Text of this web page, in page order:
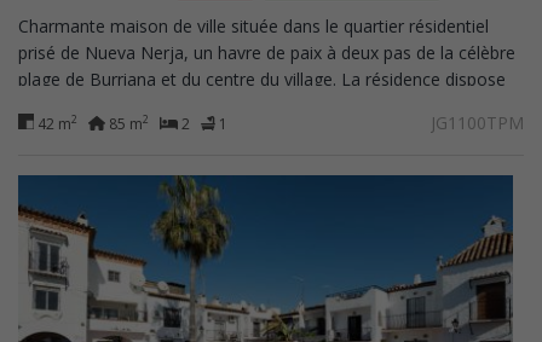
Charmante maison de ville située dans le quartier résidentiel
prisé de Nueva Nerja, un havre de paix à deux pas de la célèbre
plage de Burriana et du centre du village. La résidence dispose
42 m2 85 m2 2 1 JG1100TPM